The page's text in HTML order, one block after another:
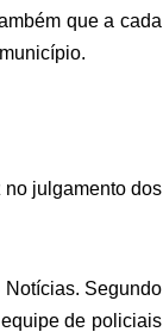
que a cada
no julgamento dos
Notícias. Segundo
de policiais